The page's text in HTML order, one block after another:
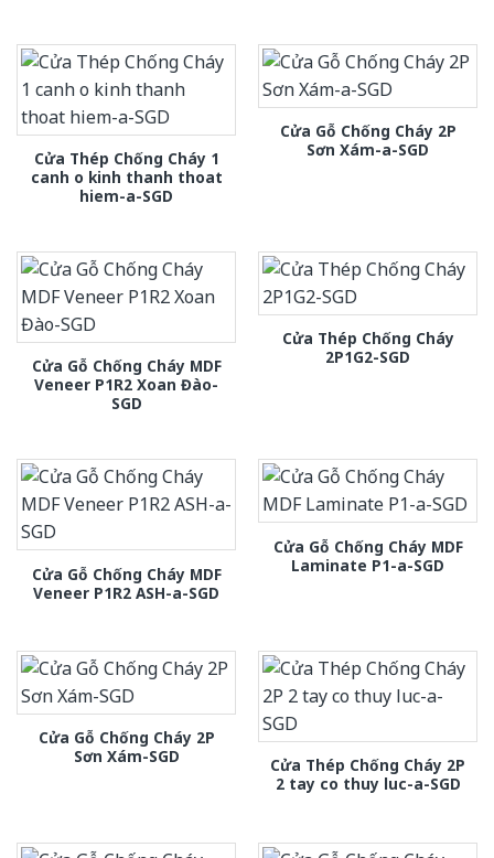
Cửa Thép Chống Cháy 1
canh o kinh thanh thoat
hiem-a-SGD
Cửa Gỗ Chống Cháy 2P
Sơn Xám-a-SGD
Cửa Gỗ Chống Cháy MDF
Veneer P1R2 Xoan Đào-
SGD
Cửa Thép Chống Cháy
2P1G2-SGD
Cửa Gỗ Chống Cháy MDF
Veneer P1R2 ASH-a-SGD
Cửa Gỗ Chống Cháy MDF
Laminate P1-a-SGD
Cửa Gỗ Chống Cháy 2P
Sơn Xám-SGD
Cửa Thép Chống Cháy 2P
2 tay co thuy luc-a-SGD